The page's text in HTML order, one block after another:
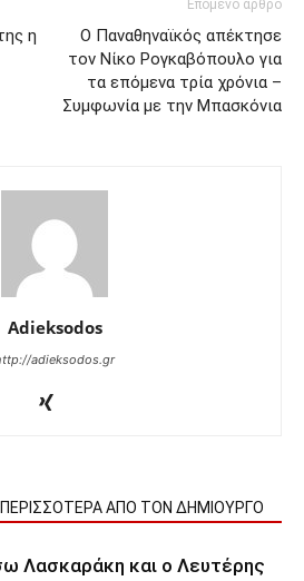
η
Επόμενο άρθρο
Ο Παναθηναϊκός απέκτησε
τον Νίκο Ρογκαβόπουλο για
τα επόμενα τρία χρόνια –
Συμφωνία με την Μπασκόνια
Adieksodos
adieksodos.gr
ΠΕΡΙΣΣΟΤΕΡΑ ΑΠΟ ΤΟΝ ΔΗΜΙΟΥΡΓΟ
Λασκαράκη και ο Λευτέρης